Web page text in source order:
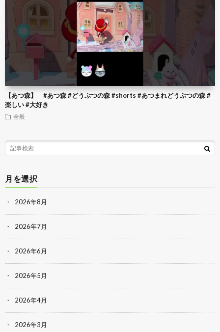
【あつ森】 #あつ森 #どうぶつの森 #shorts #あつまれどうぶつの森 #
楽しい #大好き
全般
月を選択
2026年8月
2026年7月
2026年6月
2026年5月
2026年4月
2026年3月